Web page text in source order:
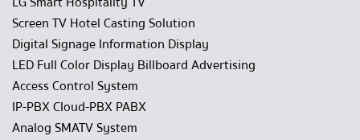
Screen TV Hotel Casting Solution
Digital Signage Information Display
LED Full Color Display Billboard Advertising
Access Control System
IP-PBX Cloud-PBX PABX
Analog SMATV System